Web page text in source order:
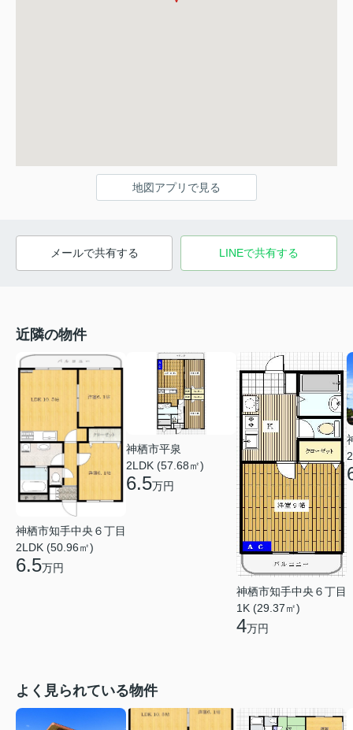
地図アプリで見る
メールで共有する LINEで共有する
近隣の物件
神栖市知手中央６丁目
2LDK (50.96㎡)
6.5万円
神栖市平泉
2LDK (57.68㎡)
6.5万円
神栖市知手中央６丁目
1K (29.37㎡)
4万円
よく見られている物件